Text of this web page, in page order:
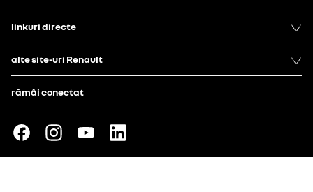
linkuri directe
alte site-uri Renault
rămâi conectat